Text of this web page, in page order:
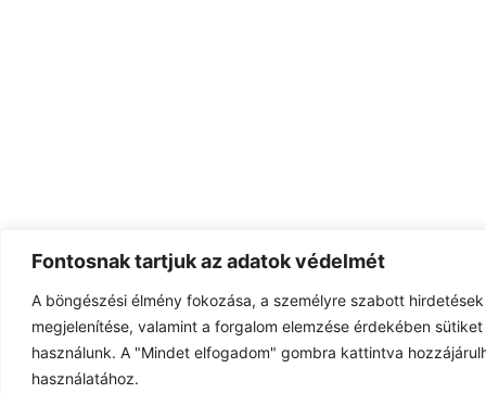
Fontosnak tartjuk az adatok védelmét
A böngészési élmény fokozása, a személyre szabott
megjelenítése, valamint a forgalom elemzése érdekében
használunk. A "Mindet elfogadom" gombra kattintva
használatához.